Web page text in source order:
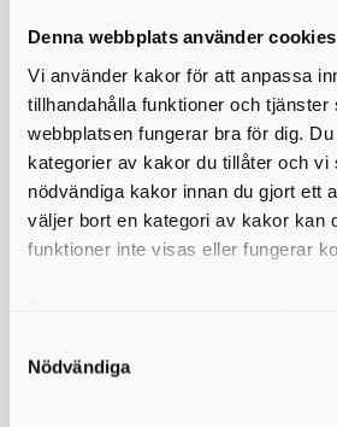
Denna webbplats använder cookies
Vi använder kakor för att anpassa
tillhandahålla funktioner och tjänster
webbplatsen fungerar bra för dig.
kategorier av kakor du tillåter och vi
nödvändiga kakor innan du gjort ett
väljer bort en kategori av kakor kan
funktioner inte visas eller fungerar
användning av kakor som du hittar
Nödvändiga
Stadsmuseet i Skövde.
Välkommen att ta del av en färgsprakande
det vävda. Stadsmuseet visar vävda
och Vasastans vävstuga.
Visas 4/10 - 19/10 2024
Skriv ut
Kultur i Skövde är en del av Skövde kommun